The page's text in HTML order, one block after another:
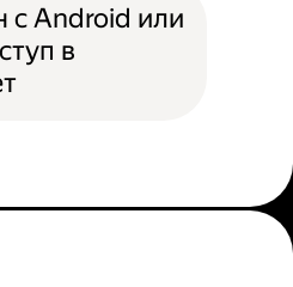
с Android или
в